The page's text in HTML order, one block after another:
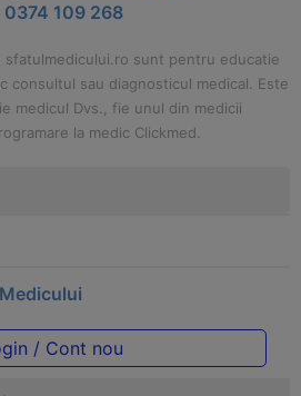
0374 109 268
sfatulmedicului.ro sunt pentru educatie
consultul sau diagnosticul medical. Este
medicul Dvs., fie unul din medicii
la medic Clickmed.
/ Cont nou